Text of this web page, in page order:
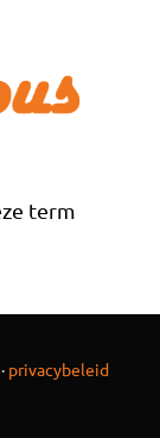
term
· privacybeleid